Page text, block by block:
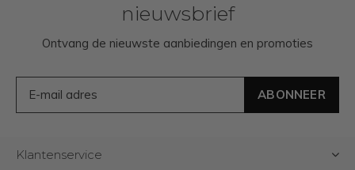
nieuwsbrief
Ontvang de nieuwste aanbiedingen en promoties
ABONNEER
Klantenservice